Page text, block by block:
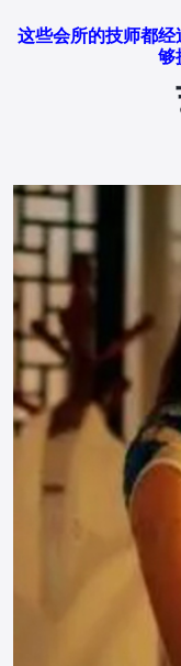
这些会所的技师都
够